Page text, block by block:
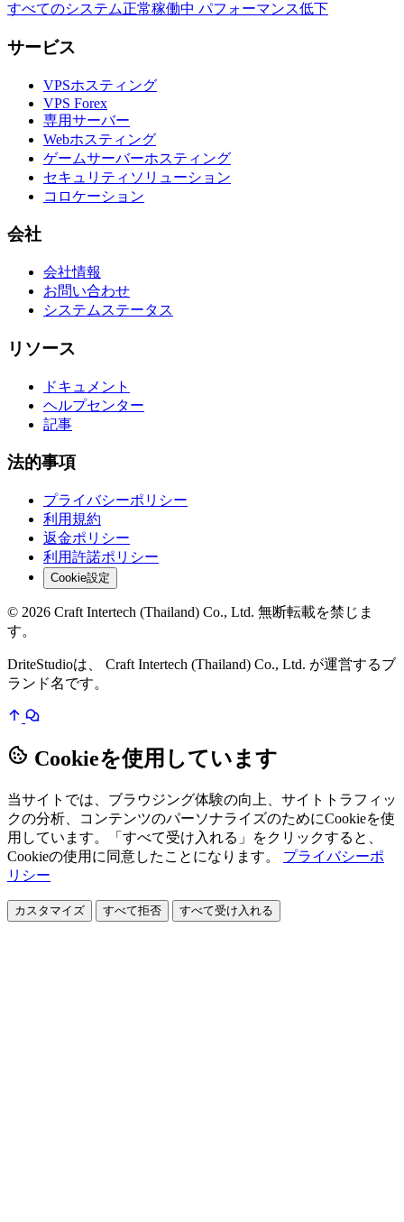
すべてのシステム正常稼働中 パフォーマンス低下
サービス
VPSホスティング
VPS Forex
専用サーバー
Webホスティング
ゲームサーバーホスティング
セキュリティソリューション
コロケーション
会社
会社情報
お問い合わせ
システムステータス
リソース
ドキュメント
ヘルプセンター
記事
法的事項
プライバシーポリシー
利用規約
返金ポリシー
利用許諾ポリシー
Cookie設定
© 2026 Craft Intertech (Thailand) Co., Ltd. 無断転載を禁じま
す。
DriteStudioは、 Craft Intertech (Thailand) Co., Ltd. が運営するブ
ランド名です。
Cookieを使用しています
当サイトでは、ブラウジング体験の向上、サイトトラフィッ
クの分析、コンテンツのパーソナライズのためにCookieを使
用しています。「すべて受け入れる」をクリックすると、
Cookieの使用に同意したことになります。 プライバシーポ
リシー
カスタマイズ すべて拒否 すべて受け入れる